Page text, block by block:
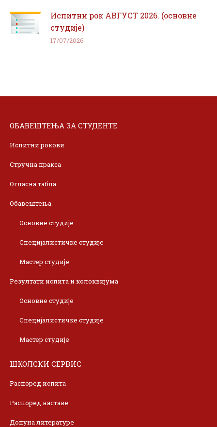
Испитни рок АВГУСТ 2026. (основне
студије)
17/07/2026
ОБАВЕШТЕЊА ЗА СТУДЕНТЕ
Испитни рокови
Стручна пракса
Огласна табла
Обавештења
Основне студије
Специјалистичке студије
Мастер студије
Резултати испита и колоквијума
Основне студије
Специјалистичке студије
Мастер студије
ШКОЛСКИ СЕРВИС
Распоред испита
Распоред наставе
Допуна литературе